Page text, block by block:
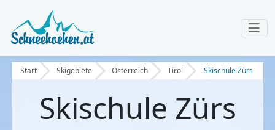
Start Skigebiete Österreich Tirol Skischule Zürs
Skischule Zürs